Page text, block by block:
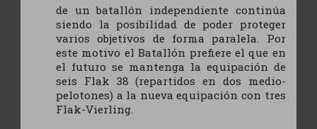
de un batallón independiente continúa
siendo la posibilidad de poder proteger
varios objetivos de forma paralela. Por
este motivo el Batallón prefiere el que en
el futuro se mantenga la equipación de
seis Flak 38 (repartidos en dos medio-
pelotones) a la nueva equipación con tres
Flak-Vierling.